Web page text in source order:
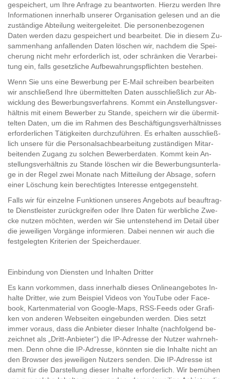
ge­spei­chert, um Ihre An­fra­ge zu be­ant­wor­ten. Hier­zu wer­den Ihre
In­for­ma­tio­nen in­ner­halb un­se­rer Or­ga­ni­sa­ti­on ge­le­sen und an die
zu­stän­di­ge Ab­tei­lung wei­ter­ge­lei­tet. Die per­so­nen­be­zo­ge­nen
Daten wer­den dazu ge­spei­chert und be­ar­bei­tet. Die in die­sem Zu­
sam­men­hang an­fal­len­den Daten lö­schen wir, nach­dem die Spei­
che­rung nicht mehr er­for­der­lich ist, oder schrän­ken die Ver­ar­bei­
tung ein, falls ge­setz­li­che Auf­be­wah­rungs­pflich­ten be­ste­hen.
Wenn Sie uns eine Be­wer­bung per E-​Mail schrei­ben be­ar­bei­ten
wir an­sch­lie­ßend Ihre über­mit­tel­ten Daten aus­schließ­lich zur Ab­
wick­lung des Be­wer­bungs­ver­fah­rens. Kommt ein An­stel­lungs­ver­
hält­nis mit einem Be­wer­ber zu Stan­de, spei­chern wir die über­mit­
tel­ten Daten, um die im Rah­men des Be­schäf­ti­gungs­ver­hält­nis­ses
er­for­der­li­chen Tä­tig­kei­ten durch­zu­füh­ren. Es er­hal­ten aus­schließ­
lich un­se­re für die Per­so­nal­sach­be­ar­bei­tung zu­stän­di­gen Mit­ar­
bei­ten­den Zu­gang zu sol­chen Be­wer­ber­da­ten. Kommt kein An­
stel­lungs­ver­hält­nis zu Stan­de lö­schen wir die Be­wer­bungs­un­ter­la­
ge in der Regel zwei Mo­na­te nach Mit­tei­lung der Ab­sa­ge, so­fern
einer Lö­schung kein be­rech­tig­tes In­ter­es­se ent­ge­gen­steht.
Falls wir für ein­zel­ne Funk­tio­nen un­se­res An­ge­bots auf be­auf­trag­
te Dienst­leis­ter zu­rück­grei­fen oder Ihre Daten für werb­li­che Zwe­
cke nut­zen möch­ten, wer­den wir Sie un­ten­ste­hend im De­tail über
die je­wei­li­gen Vor­gän­ge in­for­mie­ren. Dabei nen­nen wir auch die
fest­ge­leg­ten Kri­te­ri­en der Spei­cherdau­er.
Ein­bin­dung von Diens­ten und In­hal­ten Drit­ter
Es kann vor­kom­men, dass in­ner­halb die­ses On­line­an­ge­bo­tes In­
hal­te Drit­ter, wie zum Bei­spiel Vi­de­os von You­Tube oder Face­
book, Kar­ten­ma­te­ri­al von Google-​​Maps, RSS-​Feeds oder Gra­fi­
ken von an­de­ren Web­sei­ten ein­ge­bun­den wer­den. Dies setzt
immer vor­aus, dass die An­bie­ter die­ser In­hal­te (nach­fol­gend be­
zeich­net als „Dritt-​​An­bie­ter“) die IP-​Adres­se der Nut­zer wahr­neh­
men. Denn ohne die IP-​Adres­se, könn­ten sie die In­hal­te nicht an
den Brow­ser des je­wei­li­gen Nut­zers sen­den. Die IP-​Adres­se ist
damit für die Dar­stel­lung die­ser In­hal­te er­for­der­lich. Wir be­mü­hen